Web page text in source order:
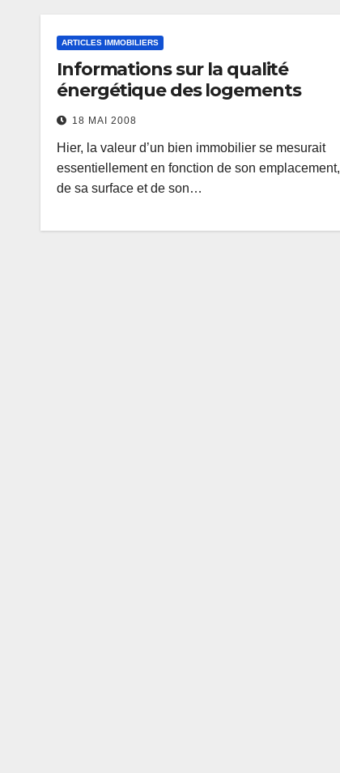
ARTICLES IMMOBILIERS
Informations sur la qualité
énergétique des logements
18 MAI 2008
Hier, la valeur d’un bien immobilier se mesurait
essentiellement en fonction de son emplacement,
de sa surface et de son…